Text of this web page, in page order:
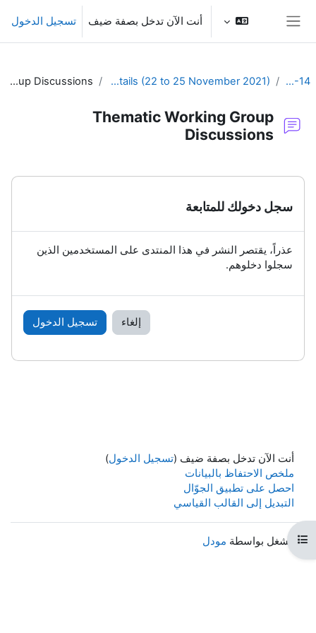
تخطى إلى المحتوى الرئيسي
أنت الآن تدخل بصفة ضيف تسجيل الدخول
المقرر
SYMET-14
SYMET-14 Agenda and Schedule Details (22 to 25 November 2021)
Thematic Working Group Discussions
Thematic Working Group
Discussions
سجل دخولك للمتابعة
عذراً، يقتصر النشر في هذا المنتدى على المستخدمين الذين
سجلوا دخلوهم.
إلغاء تسجيل الدخول
أنت الآن تدخل بصفة ضيف (تسجيل الدخول)
ملخص الاحتفاظ بالبيانات
احصل على تطبيق الجوّال
التبديل إلى القالب القياسي
مشغل بواسطة مودل